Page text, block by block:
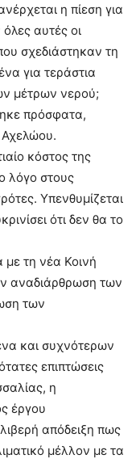
η πίεση για
αυτές οι
σχεδιάστηκαν τη
για τεράστια
μέτρων νερού;
πρόσφατα,
Αχελώου.
κόστος της
λόγο στους
Υπενθυμίζεται
ότι δεν θα το
με τη νέα Κοινή
αναδιάρθρωση των
των
και συχνότερων
επιπτώσεις
η
έργου
απόδειξη πως
μέλλον με τα